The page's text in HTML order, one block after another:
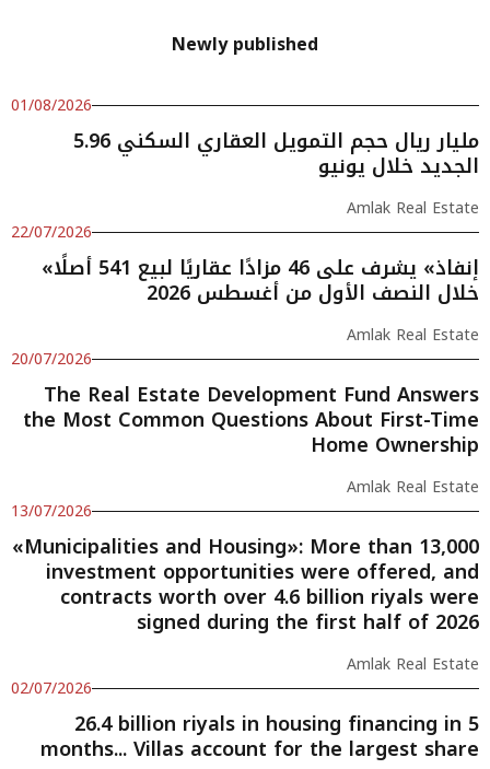
Newly published
01/08/2026
5.96 مليار ريال حجم التمويل العقاري السكني
الجديد خلال يونيو
Amlak Real Estate
22/07/2026
«إنفاذ» يشرف على 46 مزادًا عقاريًا لبيع 541 أصلًا
خلال النصف الأول من أغسطس 2026
Amlak Real Estate
20/07/2026
The Real Estate Development Fund Answers
the Most Common Questions About First-Time
Home Ownership
Amlak Real Estate
13/07/2026
«Municipalities and Housing»: More than 13,000
investment opportunities were offered, and
contracts worth over 4.6 billion riyals were
signed during the first half of 2026
Amlak Real Estate
02/07/2026
26.4 billion riyals in housing financing in 5
months... Villas account for the largest share